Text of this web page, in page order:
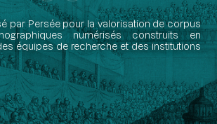
par Persée pour la valorisation de corpus
numérisés construits en
équipes de recherche et des institutions